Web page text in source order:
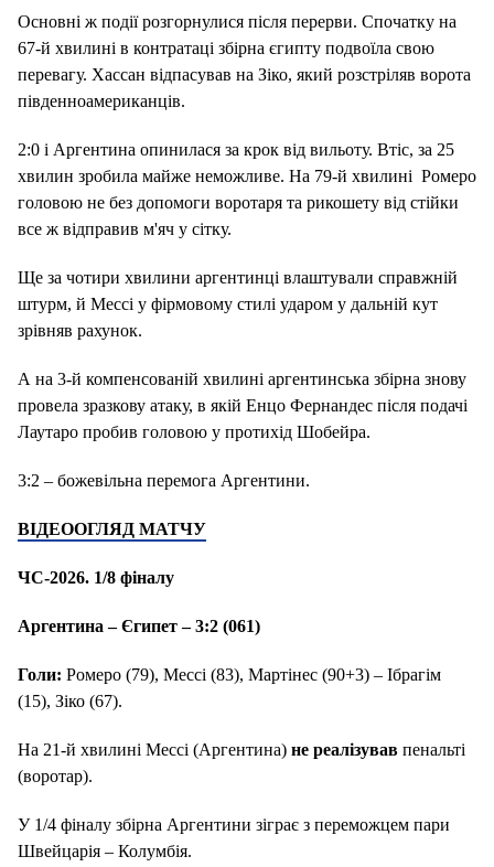
Основні ж події розгорнулися після перерви. Спочатку на
67-й хвилині в контратаці збірна єгипту подвоїла свою
перевагу. Хассан відпасував на Зіко, який розстріляв ворота
південноамериканців.
2:0 і Аргентина опинилася за крок від вильоту. Втіс, за 25
хвилин зробила майже неможливе. На 79-й хвилині Ромеро
головою не без допомоги воротаря та рикошету від стійки
все ж відправив м'яч у сітку.
Ще за чотири хвилини аргентинці влаштували справжній
штурм, й Мессі у фірмовому стилі ударом у дальній кут
зрівняв рахунок.
А на 3-й компенсованій хвилині аргентинська збірна знову
провела зразкову атаку, в якій Енцо Фернандес після подачі
Лаутаро пробив головою у протихід Шобейра.
3:2 – божевільна перемога Аргентини.
ВІДЕООГЛЯД МАТЧУ
ЧС-2026. 1/8 фіналу
Аргентина – Єгипет – 3:2 (061)
Голи: Ромеро (79), Мессі (83), Мартінес (90+3) – Ібрагім
(15), Зіко (67).
На 21-й хвилині Мессі (Аргентина) не реалізував пенальті
(воротар).
У 1/4 фіналу збірна Аргентини зіграє з переможцем пари
Швейцарія – Колумбія.